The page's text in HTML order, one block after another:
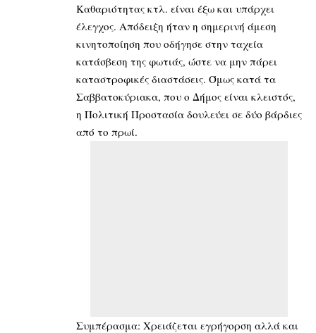
Καθαριότητας κτλ. είναι έξω και υπάρχει
έλεγχος. Απόδειξη ήταν η σημερινή άμεση
κινητοποίηση που οδήγησε στην ταχεία
κατάσβεση της φωτιάς, ώστε να μην πάρει
καταστροφικές διαστάσεις. Όμως κατά τα
Σαββατοκύριακα, που ο Δήμος είναι κλειστός,
η Πολιτική Προστασία δουλεύει σε δύο βάρδιες
από το πρωί.
Συμπέρασμα: Χρειάζεται εγρήγορση αλλά και